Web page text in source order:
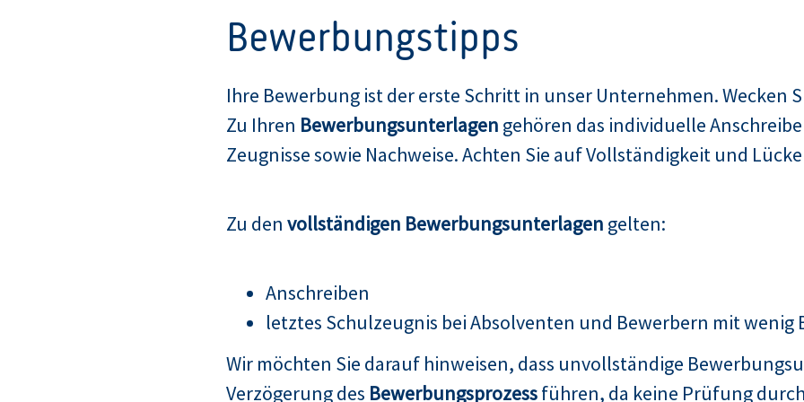
Bewerbungstipps
Ihre Bewerbung ist der erste Schritt in unser Unternehmen. Wecken
Zu Ihren Bewerbungsunterlagen gehören das individuelle
Zeugnisse sowie Nachweise. Achten Sie auf Vollständigkeit und
Zu den vollständigen Bewerbungsunterlagen gelten:
Anschreiben
letztes Schulzeugnis bei Absolventen und Bewerbern mit
Wir möchten Sie darauf hinweisen, dass unvollständige
Verzögerung des Bewerbungsprozessführen, da keine Prüfung